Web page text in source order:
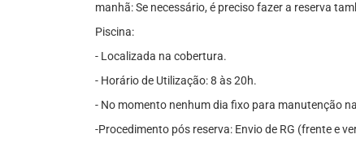
manhã: Se necessário, é preciso fazer a reserva
Piscina:
- Localizada na cobertura.
- Horário de Utilização: 8 às 20h.
- No momento nenhum dia fixo para manutenção
-Procedimento pós reserva: Envio de RG (frente e